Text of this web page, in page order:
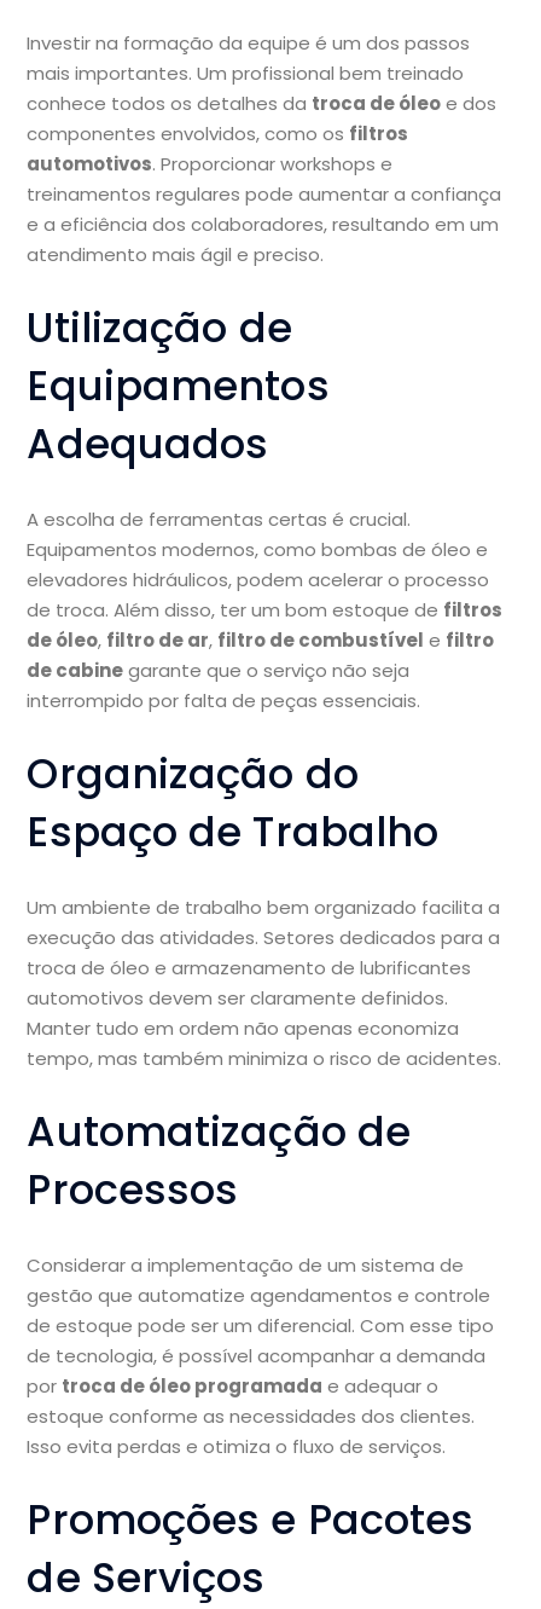
Investir na formação da equipe é um dos passos
mais importantes. Um profissional bem treinado
conhece todos os detalhes da troca de óleoe dos
componentes envolvidos, como os filtros
automotivos. Proporcionar workshops e
treinamentos regulares pode aumentar a confiança
e a eficiência dos colaboradores, resultando em um
atendimento mais ágil e preciso.
Utilização de
Equipamentos
Adequados
A escolha de ferramentas certas é crucial.
Equipamentos modernos, como bombas de óleo e
elevadores hidráulicos, podem acelerar o processo
de troca. Além disso, ter um bom estoque de filtros
de óleo, filtro de ar, filtro de combustível e filtro
de cabinegarante que o serviço não seja
interrompido por falta de peças essenciais.
Organização do
Espaço de Trabalho
Um ambiente de trabalho bem organizado facilita a
execução das atividades. Setores dedicados para a
troca de óleo e armazenamento de lubrificantes
automotivos devem ser claramente definidos.
Manter tudo em ordem não apenas economiza
tempo, mas também minimiza o risco de acidentes.
Automatização de
Processos
Considerar a implementação de um sistema de
gestão que automatize agendamentos e controle
de estoque pode ser um diferencial. Com esse tipo
de tecnologia, é possível acompanhar a demanda
por troca de óleo programada e adequar o
estoque conforme as necessidades dos clientes.
Isso evita perdas e otimiza o fluxo de serviços.
Promoções e Pacotes
de Serviços